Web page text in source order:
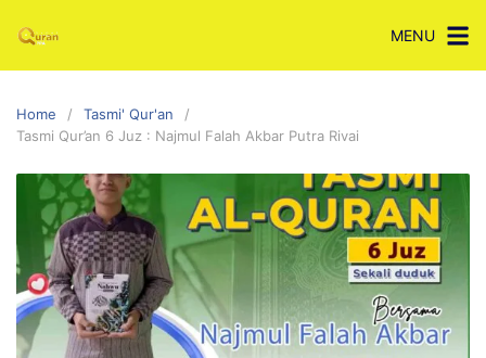
content
MENU
Home
Tasmi' Qur'an
Tasmi Qur’an 6 Juz : Najmul Falah Akbar Putra Rivai